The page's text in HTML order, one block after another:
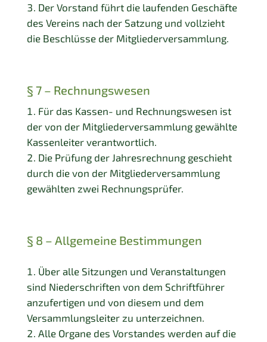
Der Vorstand führt die laufenden Geschäfte
des Vereins nach der Satzung und vollzieht
die Beschlüsse der Mitgliederversammlung.
§ 7 – Rechnungswesen
Für das Kassen- und Rechnungswesen ist
der von der Mitgliederversammlung gewählte
Kassenleiter verantwortlich.
Die Prüfung der Jahresrechnung geschieht
durch die von der Mitgliederversammlung
gewählten zwei Rechnungsprüfer.
§ 8 – Allgemeine Bestimmungen
Über alle Sitzungen und Veranstaltungen
sind Niederschriften von dem Schriftführer
anzufertigen und von diesem und dem
Versammlungsleiter zu unterzeichnen.
Alle Organe des Vorstandes werden auf die